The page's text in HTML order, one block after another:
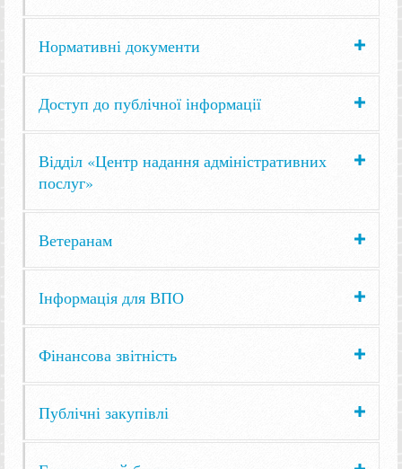
Нормативні документи
Доступ до публічної інформації
Відділ «Центр надання адміністративних
послуг»
Ветеранам
Інформація для ВПО
Фінансова звітність
Публічні закупівлі